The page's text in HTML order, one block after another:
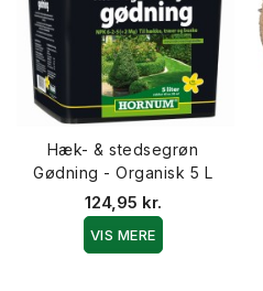
Hæk- & stedsegrøn
Gødning - Organisk 5 L
124,95 kr.
VIS MERE